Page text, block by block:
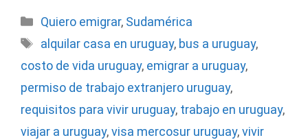
Categorías
Quiero emigrar, Sudamérica
Etiquetas
alquilar casa en uruguay, bus a uruguay,
costo de vida uruguay, emigrar a uruguay,
permiso de trabajo extranjero uruguay,
requisitos para vivir uruguay, trabajo en uruguay,
viajar a uruguay,visa mercosur uruguay,vivir